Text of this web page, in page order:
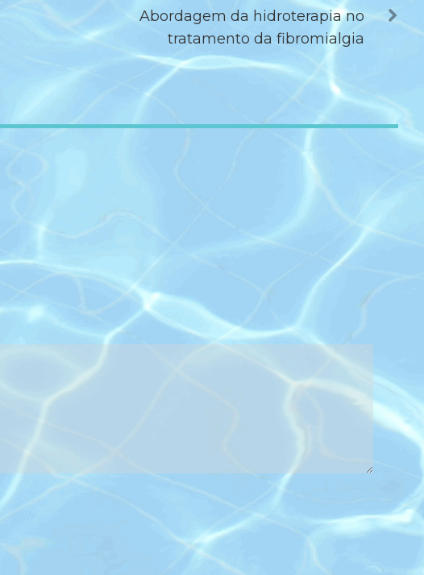
Abordagem da hidroterapia no
tratamento da fibromialgia